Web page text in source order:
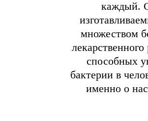
каждый.
множеством
способных
бактерии в
именно о